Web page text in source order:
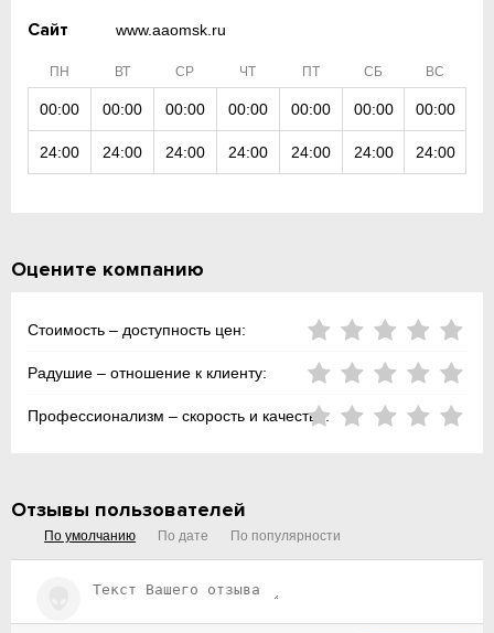
Сайт www.aaomsk.ru
ПН ВТ СР ЧТ ПТ СБ ВС
00:00 00:00 00:00 00:00 00:00 00:00 00:00
24:00 24:00 24:00 24:00 24:00 24:00 24:00
Оцените компанию
Стоимость – доступность цен:
Радушие – отношение к клиенту:
Профессионализм – скорость и качество:
Отзывы пользователей
По умолчанию По дате По популярности